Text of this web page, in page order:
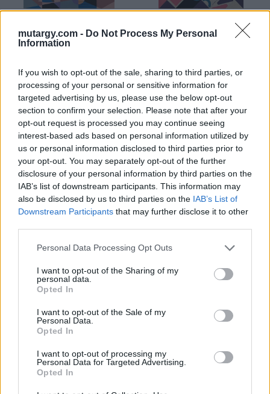
mutargy.com - Do Not Process My Personal
Information
If you wish to opt-out of the sale, sharing to third parties, or
processing of your personal or sensitive information for
targeted advertising by us, please use the below opt-out
section to confirm your selection. Please note that after your
opt-out request is processed you may continue seeing
interest-based ads based on personal information utilized by
us or personal information disclosed to third parties prior to
your opt-out. You may separately opt-out of the further
disclosure of your personal information by third parties on the
IAB’s list of downstream participants. This information may
also be disclosed by us to third parties on the IAB’s List of
Downstream Participants that may further disclose it to other
Personal Data Processing Opt Outs
I want to opt-out of the Sharing of my
personal data.
Opted In
I want to opt-out of the Sale of my
Personal Data.
Opted In
I want to opt-out of processing my
Personal Data for Targeted Advertising.
Opted In
35. tétel:
Sugár Gábor (1976,
70 x 50 cm, Karton,
tempera., jelezve jobb lenn:
Sugár Gábor, 2011
95 000
Aukció:
Karácsonyi és Zsolnay
Aukció időpontja: 2025/12/12
MEGTEKINTEM
36. tétel:
Sugár Gábor (1976,
diagonál rácsban
70 x 50 cm, Karton, Pasztell,
jelezve jobb alul: Sugár
Gábor, 2011
Kikiáltási ár:
95 000
Aukció:
Karácsonyi és Zsolnay
Aukció időpontja: 2025/12/12
MEGTEKINTEM
FESTMÉNY, GRAFIKA FESTMÉNY, GRAFIKA